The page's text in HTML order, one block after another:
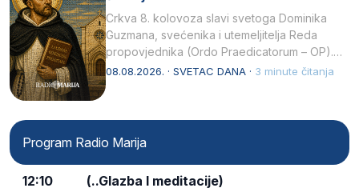
Crkva 8. kolovoza slavi svetoga Dominika
Guzmana, svećenika i utemeljitelja Reda
propovjednika (Ordo Praedicatorum – OP).
Svojim životom, dubokom ljubavlju prema
08.08.2026. · SVETAC DANA · 3 minute čitanja
Program Radio Marija
12:10 (..Glazba I meditacije)